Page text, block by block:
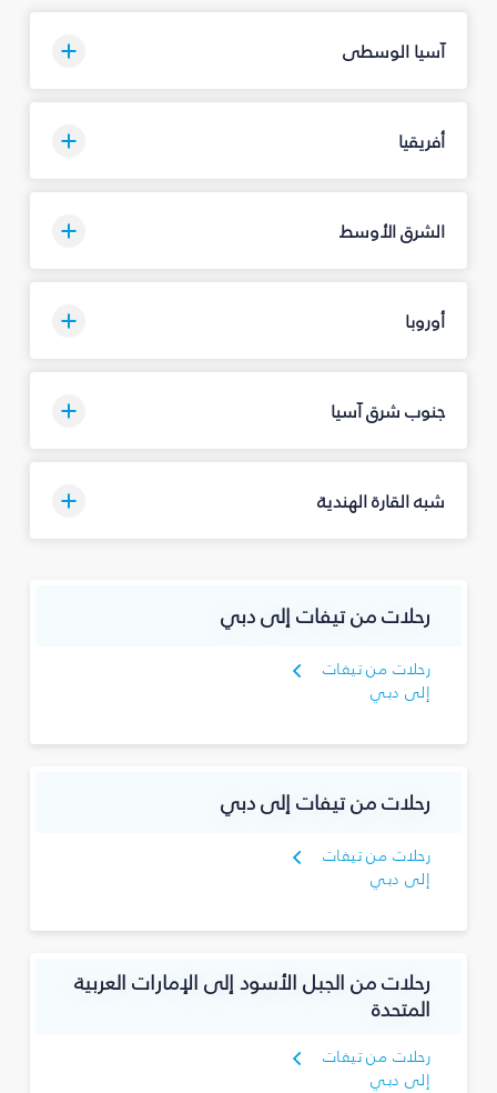
آسيا الوسطى
أفريقيا
الشرق الأوسط
أوروبا
جنوب شرق آسيا
شبه القارة الهندية
رحلات من تيفات إلى دبي
رحلات من تيفات
إلى دبي
رحلات من تيفات إلى دبي
رحلات من تيفات
إلى دبي
رحلات من الجبل الأسود إلى الإمارات العربية
المتحدة
رحلات من تيفات
إلى دبي